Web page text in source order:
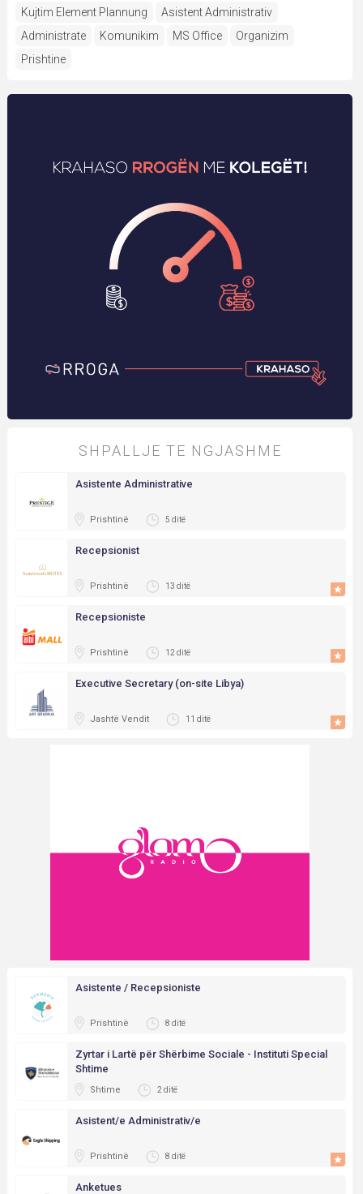
Kujtim Element Plannung
Asistent Administrativ
Administrate
Komunikim MS Office
Organizim
Prishtine
SHPALLJE TE NGJASHME
Asistente Administrative
Prishtinë 5 ditë
Recepsionist
Prishtinë 13 ditë
Recepsioniste
Prishtinë 12 ditë
Executive Secretary (on-site Libya)
Jashtë Vendit 11 ditë
Asistente / Recepsioniste
Prishtinë 8 ditë
Zyrtar i Lartë për Shërbime Sociale - Instituti Special
Shtime
Shtime 2 ditë
Asistent/e Administrativ/e
Prishtinë 8 ditë
Anketues